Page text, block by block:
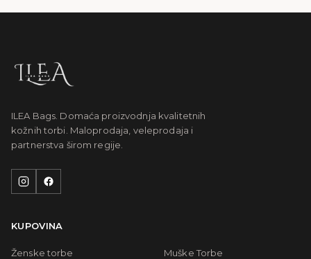
ILEA Bags. Domaća proizvodnja kvalitetnih
kožnih torbi. Maloprodaja, veleprodaja i
partnerstva širom regije.
KUPOVINA
Ženske torbe Muške Torbe